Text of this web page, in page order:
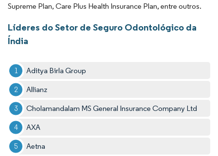
Supreme Plan, Care Plus Health Insurance Plan, entre outros.
Líderes do Setor de Seguro Odontológico da
Índia
Aditya Birla Group
Allianz
Cholamandalam MS General Insurance Company Ltd
AXA
Aetna